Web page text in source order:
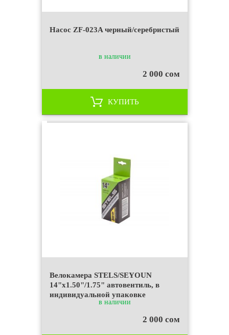
Насос ZF-023A черный/серебристый
в наличии
2 000 сом
КУПИТЬ
Велокамера STELS/SEYOUN
14"x1.50"/1.75" автовентиль, в
индивидуальной упаковке
в наличии
2 000 сом